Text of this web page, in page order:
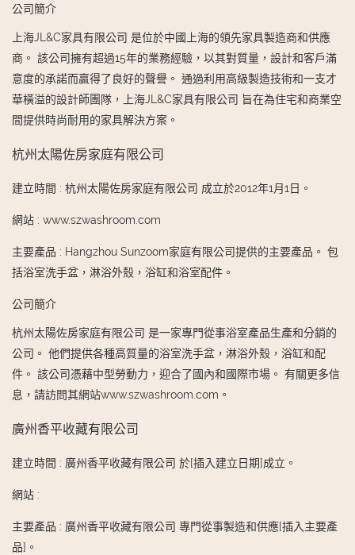
公司簡介
上海JL&C家具有限公司 是位於中國上海的領先家具製造商和供應
商。 該公司擁有超過15年的業務經驗，以其對質量，設計和客戶滿
意度的承諾而贏得了良好的聲譽。 通過利用高級製造技術和一支才
華橫溢的設計師團隊，上海JL&C家具有限公司 旨在為住宅和商業空
間提供時尚耐用的家具解決方案。
杭州太陽佐房家庭有限公司
建立時間 : 杭州太陽佐房家庭有限公司 成立於2012年1月1日。
網站 : www.szwashroom.com
主要產品 : Hangzhou Sunzoom家庭有限公司提供的主要產品。 包
括浴室洗手盆，淋浴外殼，浴缸和浴室配件。
公司簡介
杭州太陽佐房家庭有限公司 是一家專門從事浴室產品生產和分銷的
公司。 他們提供各種高質量的浴室洗手盆，淋浴外殼，浴缸和配
件。 該公司憑藉中型勞動力，迎合了國內和國際市場。 有關更多信
息，請訪問其網站www.szwashroom.com。
廣州香平收藏有限公司
建立時間 : 廣州香平收藏有限公司 於[插入建立日期]成立。
網站 :
主要產品 : 廣州香平收藏有限公司 專門從事製造和供應[插入主要產
品]。